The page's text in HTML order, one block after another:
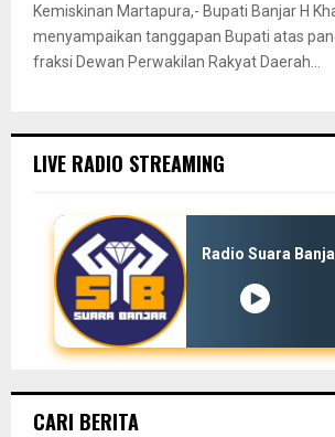
Kemiskinan Martapura,- Bupati Banjar H
menyampaikan tanggapan Bupati atas
fraksi Dewan Perwakilan Rakyat Daerah...
LIVE RADIO STREAMING
Radio Suara
CARI BERITA